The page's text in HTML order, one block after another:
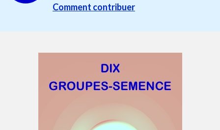
Comment contribuer